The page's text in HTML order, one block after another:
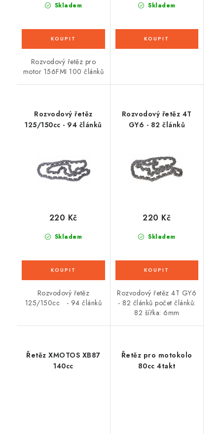
Skladem
Rozvodový řetěz pro
motor 156FMI 100 článků
Skladem
Rozvodový řetěz
125/150cc - 94 článků
Skladem
220 Kč
Rozvodový řetěz
125/150cc - 94 článků
Rozvodový řetěz 4T
GY6 - 82 článků
Skladem
220 Kč
Rozvodový řetěz 4T GY6
- 82 článků počet článků:
82 šířka: 6mm
Řetěz XMOTOS XB87
140cc
Řetěz pro motokolo
80cc 4takt